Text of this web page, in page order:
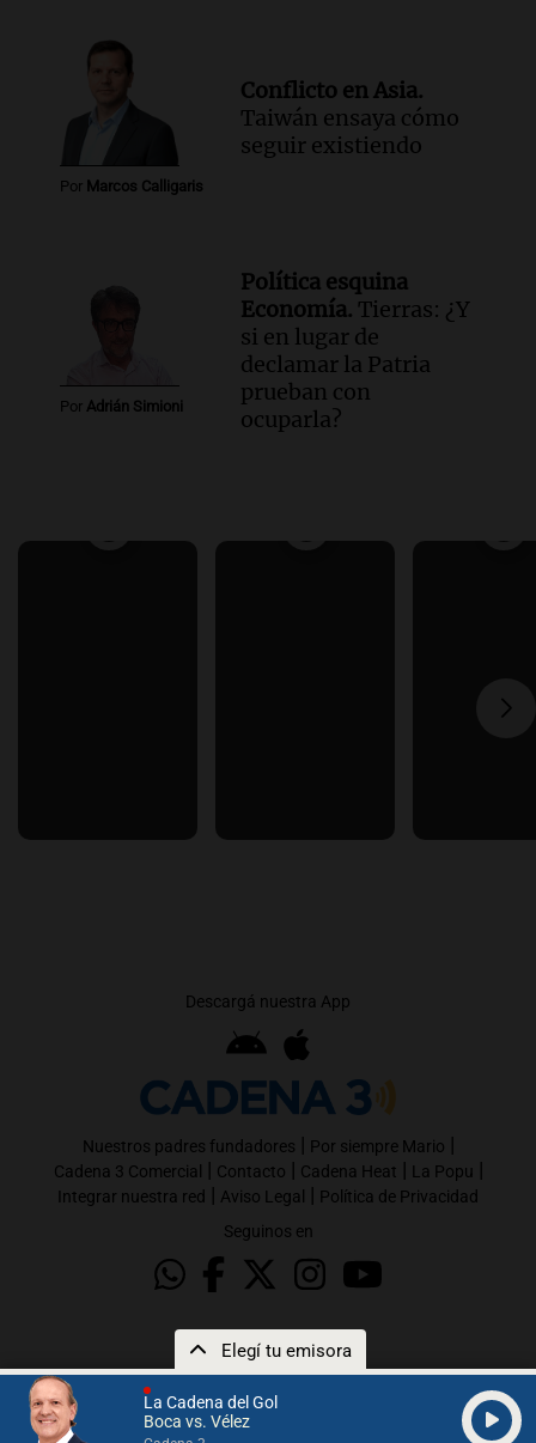
La Cadena del Gol
Boca vs. Vélez
Elegí tu emisora
Por Marcos Calligaris
Conflicto en Asia.
Taiwán ensaya cómo
seguir existiendo
Por Adrián Simioni
Política esquina
Economía. Tierras: ¿Y
si en lugar de
declamar la Patria
prueban con
ocuparla?
Descargá nuestra App
Nuestros padres fundadores | Por siempre Mario |
Cadena 3 Comercial | Contacto | Cadena Heat | La Popu |
Integrar nuestra red | Aviso Legal | Política de Privacidad
Seguinos en